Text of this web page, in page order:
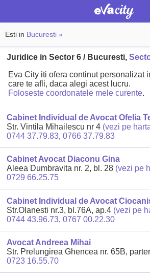
Esti in Bucuresti »
Juridice in Sector 6 / Bucuresti,
Eva City iti ofera continut personalizat
care te afli, daca alegi acest lucru.
Foloseste coordonatele mele curente.
Cabinet Individual de Avocat Ofelia
Str. Vintila Mihailescu nr 4 (vezi pe
0744 37.79.83,0766 37.79.83
Cabinet Avocat Diaconu Gina
Aleea Dumbravita nr. 2, bl. 28 (vezi pe
0729 66.25.75
Cabinet Individual de Avocat
Str.Olanesti nr.3, bl.76A, ap.4 (vezi pe
0744 43.96.73,0767 00.22.30
Avocat Andreea Mihai
Str. Prelungirea Ghencea nr. 65B, parter
0723 16.55.70